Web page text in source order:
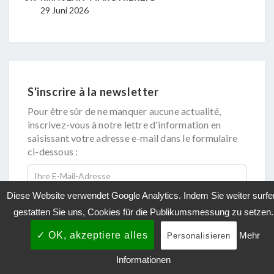
29 Juni 2026
S'inscrire à la newsletter
Pour être sûr de ne manquer aucune actualité,
inscrivez-vous à notre lettre d'information en
saisissant votre adresse e-mail dans le formulaire
ci-dessous :
Diese Website verwendet Google Analytics. Indem Sie weiter
gestatten Sie uns, Cookies für die Publikumsmessung zu setzen.
✓ OK, akzeptiere alles Personalisieren Mehr
Informationen